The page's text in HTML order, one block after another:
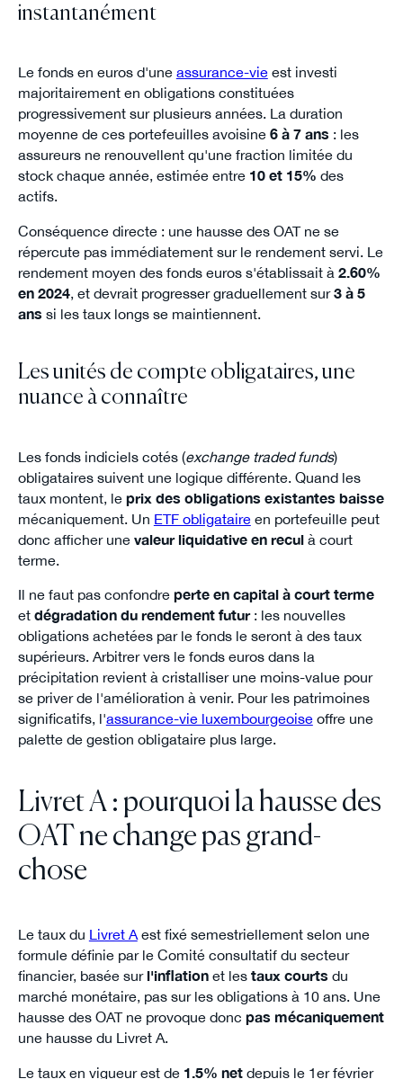
instantanément
Le fonds en euros d'une assurance-vieest investi
majoritairement en obligations constituées
progressivement sur plusieurs années. La duration
moyenne de ces portefeuilles avoisine 6 à 7 ans : les
assureurs ne renouvellent qu'une fraction limitée du
stock chaque année, estimée entre 10 et 15% des
actifs.
Conséquence directe : une hausse des OAT ne se
répercute pas immédiatement sur le rendement servi. Le
rendement moyen des fonds euros s'établissait à 2.60%
en 2024, et devrait progresser graduellement sur3 à 5
ans si les taux longs se maintiennent.
Les unités de compte obligataires, une
nuance à connaître
Les fonds indiciels cotés (exchange traded funds)
obligataires suivent une logique différente. Quand les
taux montent, le prix des obligations existantes baisse
mécaniquement. Un ETF obligataireen portefeuille peut
donc afficher une valeur liquidative en reculà court
terme.
Il ne faut pas confondre perte en capital à court terme
et dégradation du rendement futur: les nouvelles
obligations achetées par le fonds le seront à des taux
supérieurs. Arbitrer vers le fonds euros dans la
précipitation revient à cristalliser une moins-value pour
se priver de l'amélioration à venir. Pour les patrimoines
significatifs, l'assurance-vie luxembourgeoiseoffre une
palette de gestion obligataire plus large.
Livret A : pourquoi la hausse des
OAT ne change pas grand-
chose
Le taux du Livret Aest fixé semestriellement selon une
formule définie par le Comité consultatif du secteur
financier, basée sur l'inflationet les taux courts du
marché monétaire, pas sur les obligations à 10 ans. Une
hausse des OAT ne provoque donc pas mécaniquement
une hausse du Livret A.
Le taux en vigueur est de 1.5% netdepuis le 1er février